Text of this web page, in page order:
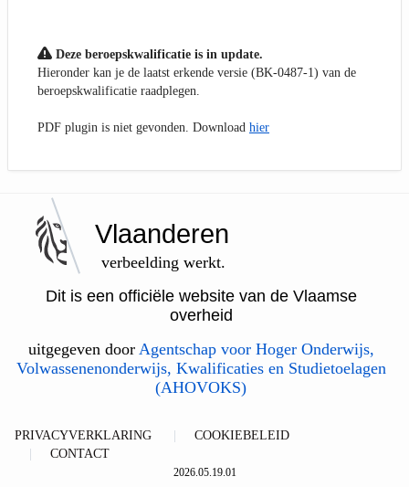
Deze beroepskwalificatie is in update.
Hieronder kan je de laatst erkende versie (BK-0487-1) van de
beroepskwalificatie raadplegen.
PDF plugin is niet gevonden. Download hier
Vlaanderen
verbeelding werkt.
Dit is een officiële website van de Vlaamse
overheid
uitgegeven door Agentschap voor Hoger Onderwijs,
Volwassenenonderwijs, Kwalificaties en Studietoelagen
(AHOVOKS)
PRIVACYVERKLARING
COOKIEBELEID
CONTACT
2026.05.19.01